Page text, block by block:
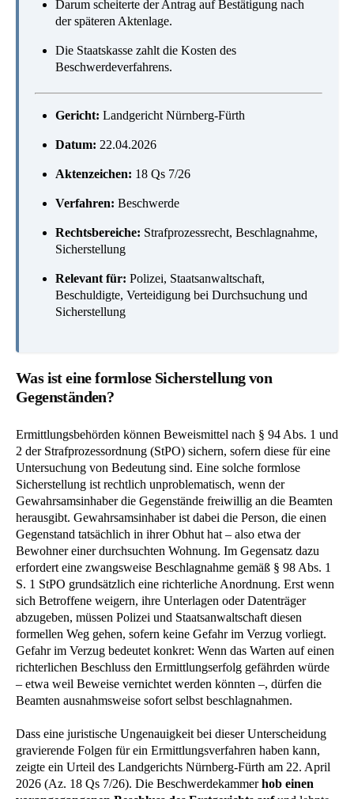
Darum scheiterte der Antrag auf Bestätigung nach
der späteren Aktenlage.
Die Staatskasse zahlt die Kosten des
Beschwerdeverfahrens.
Gericht: Landgericht Nürnberg-Fürth
Datum: 22.04.2026
Aktenzeichen: 18 Qs 7/26
Verfahren: Beschwerde
Rechtsbereiche: Strafprozessrecht, Beschlagnahme,
Sicherstellung
Relevant für: Polizei, Staatsanwaltschaft,
Beschuldigte, Verteidigung bei Durchsuchung und
Sicherstellung
Was ist eine formlose Sicherstellung von
Gegenständen?
Ermittlungsbehörden können Beweismittel nach § 94 Abs. 1 und
2 der Strafprozessordnung (StPO) sichern, sofern diese für eine
Untersuchung von Bedeutung sind. Eine solche formlose
Sicherstellung ist rechtlich unproblematisch, wenn der
Gewahrsamsinhaber die Gegenstände freiwillig an die Beamten
herausgibt. Gewahrsamsinhaber ist dabei die Person, die einen
Gegenstand tatsächlich in ihrer Obhut hat – also etwa der
Bewohner einer durchsuchten Wohnung. Im Gegensatz dazu
erfordert eine zwangsweise Beschlagnahme gemäß § 98 Abs. 1
S. 1 StPO grundsätzlich eine richterliche Anordnung. Erst wenn
sich Betroffene weigern, ihre Unterlagen oder Datenträger
abzugeben, müssen Polizei und Staatsanwaltschaft diesen
formellen Weg gehen, sofern keine Gefahr im Verzug vorliegt.
Gefahr im Verzug bedeutet konkret: Wenn das Warten auf einen
richterlichen Beschluss den Ermittlungserfolg gefährden würde
– etwa weil Beweise vernichtet werden könnten –, dürfen die
Beamten ausnahmsweise sofort selbst beschlagnahmen.
Dass eine juristische Ungenauigkeit bei dieser Unterscheidung
gravierende Folgen für ein Ermittlungsverfahren haben kann,
zeigte ein Urteil des Landgerichts Nürnberg-Fürth am 22. April
2026 (Az. 18 Qs 7/26). Die Beschwerdekammerhob einen